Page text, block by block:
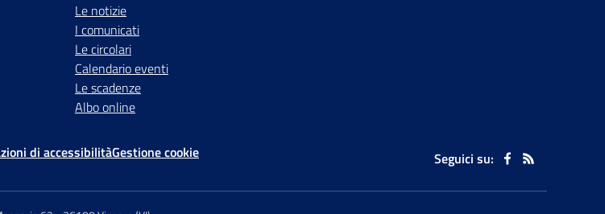
Le notizie
I comunicati
Le circolari
Calendario eventi
Le scadenze
Albo online
di accessibilitàGestione cookie Seguici su: